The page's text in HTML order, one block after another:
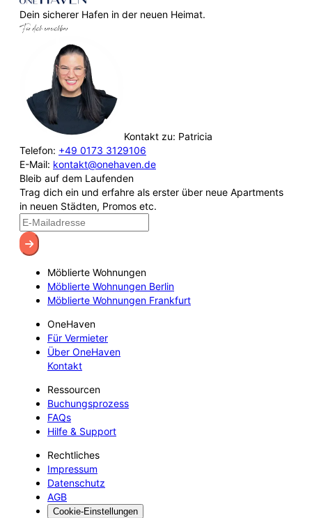
Dein sicherer Hafen in der neuen Heimat.
Für dich erreichbar
Kontakt zu: Patricia
Telefon: +49 0173 3129106
E-Mail: kontakt@onehaven.de
Bleib auf dem Laufenden
Trag dich ein und erfahre als erster über neue Apartments
in neuen Städten, Promos etc.
Möblierte Wohnungen
Möblierte Wohnungen Berlin
Möblierte Wohnungen Frankfurt
OneHaven
Für Vermieter
Über OneHaven
Kontakt
Ressourcen
Buchungsprozess
FAQs
Hilfe & Support
Rechtliches
Impressum
Datenschutz
AGB
Cookie-Einstellungen